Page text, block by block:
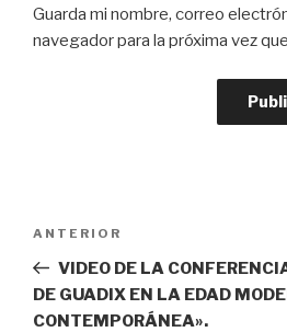
Guarda mi nombre, correo
navegador para la próxima vez
entradas
Entrada
anterior:
ANTERIOR
VIDEO DE LA
DE GUADIX EN LA EDAD
CONTEMPORÁNEA».